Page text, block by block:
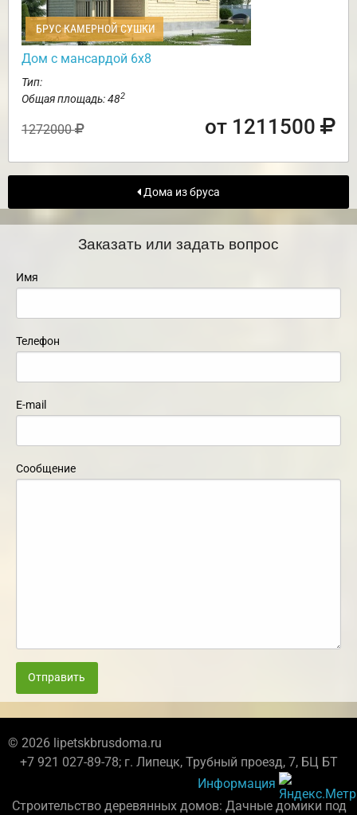
БРУС КАМЕРНОЙ СУШКИ
Дом с мансардой 6х8
Тип:
Общая площадь: 482
1272000 от 1211500
Дома из бруса
Заказать или задать вопрос
Имя
Телефон
E-mail
Сообщение
Отправить
© 2026 lipetskbrusdoma.ru
+7 921 027-89-78; г. Липецк, Трубный проезд, 7, БЦ БТ
Информация
Строительство деревянных домов: Дачные домики под